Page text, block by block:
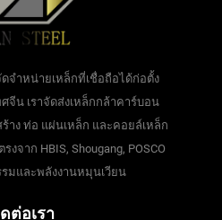
ดจำหน่ายเหล็กที่เชื่อถือได้ก่อตั้ง
ศจีน เราจัดส่งเหล็กกล้าคาร์บอน
าง ท่อ แผ่นเหล็ก และคอยล์เหล็ก
จาก HBIS, Shougang, POSCO
มและพลังงานหมุนเวียน
ต่อเรา